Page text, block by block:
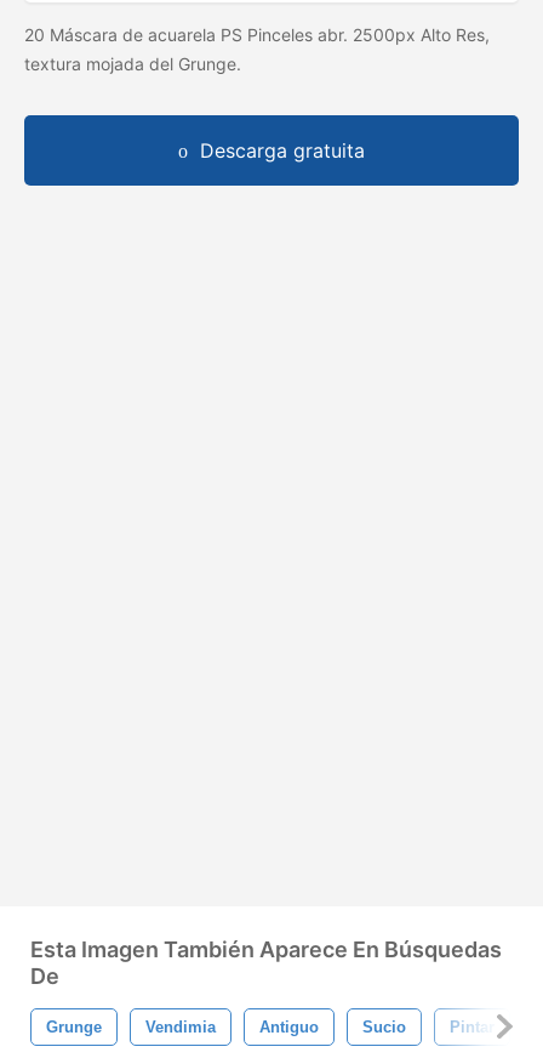
20 Máscara de acuarela PS Pinceles abr. 2500px Alto Res,
textura mojada del Grunge.
Descarga gratuita
Esta Imagen También Aparece En Búsquedas
De
Grunge Vendimia Antiguo Sucio Pintar